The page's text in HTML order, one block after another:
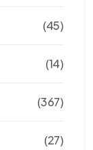
(45)
(14)
(367)
(27)